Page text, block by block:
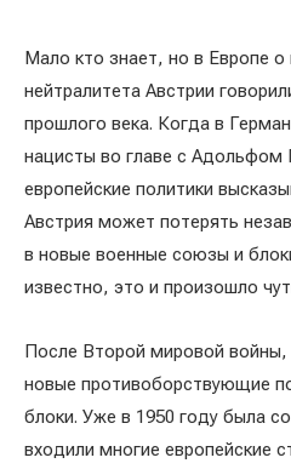
Мало кто знает, но в Европе
нейтралитета Австрии
прошлого века. Когда в
нацисты во главе с Адольфом
европейские политики
Австрия может потерять
в новые военные союзы и
известно, это и произошло
После Второй мировой
новые противоборствующие
блоки. Уже в 1950 году была
входили многие европейские